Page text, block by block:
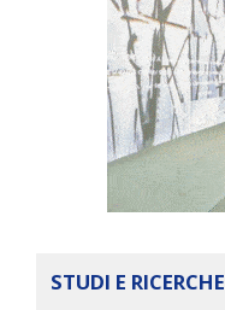
STUDI E RICERCHE